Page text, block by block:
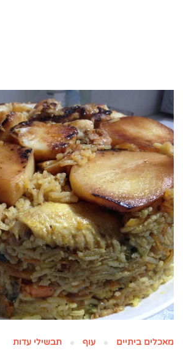
מאכלים ביתיים עוף תבשילי עדות